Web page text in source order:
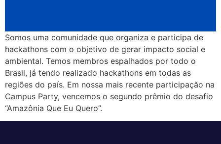
Somos uma comunidade que organiza e participa de
hackathons com o objetivo de gerar impacto social e
ambiental. Temos membros espalhados por todo o
Brasil, já tendo realizado hackathons em todas as
regiões do país. Em nossa mais recente participação na
Campus Party, vencemos o segundo prêmio do desafio
“Amazônia Que Eu Quero”.